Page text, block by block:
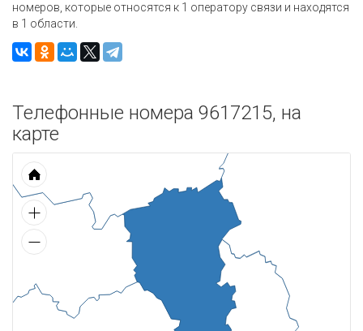
номеров, которые относятся к 1 оператору связи и находятся
в 1 области.
Телефонные номера 9617215, на
карте